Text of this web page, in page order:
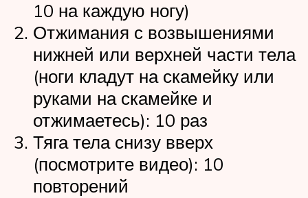
10 на каждую ногу)
Отжимания с возвышениями
нижней или верхней части тела
(ноги кладут на скамейку или
руками на скамейке и
отжимаетесь): 10 раз
Тяга тела снизу вверх
(посмотрите видео): 10
повторений